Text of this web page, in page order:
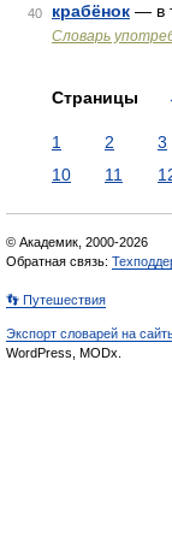
40 крабёнок — в
Словарь
Страницы
1 2 3
10
11
© Академик, 2000-2026
Обратная связь:
👣 Путешествия
Экспорт словарей на
WordPress, MODx.